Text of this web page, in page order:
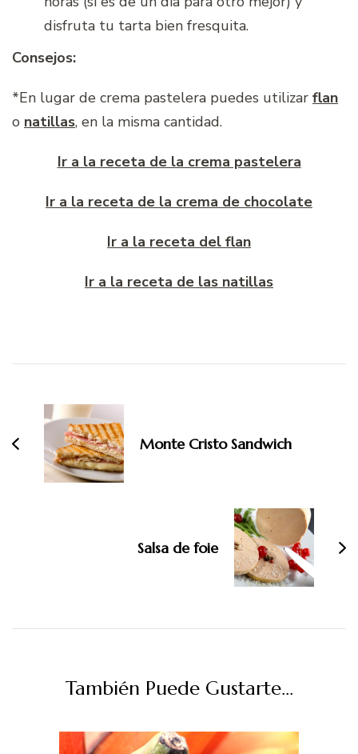
disfruta tu tarta bien fresquita.
Consejos:
*En lugar de crema pastelera puedes utilizar flan
o natillas, en la misma cantidad.
Ir a la receta de la crema pastelera
Ir a la receta de la crema de chocolate
Ir a la receta del flan
Ir a la receta de las natillas
entradas
Monte Cristo Sandwich
Salsa de foie
También Puede Gustarte...